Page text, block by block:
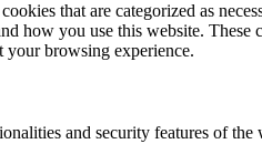
that are categorized as
how you use this website.
your browsing experience.
and security features of the